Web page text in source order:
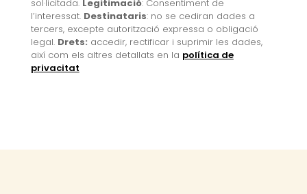
sol·licitada. Legitimació: Consentiment de
l’interessat. Destinataris: no se cediran dades a
tercers, excepte autorització expressa o obligació
legal. Drets: accedir, rectificar i suprimir les dades,
així com els altres detallats en la política de
privacitat